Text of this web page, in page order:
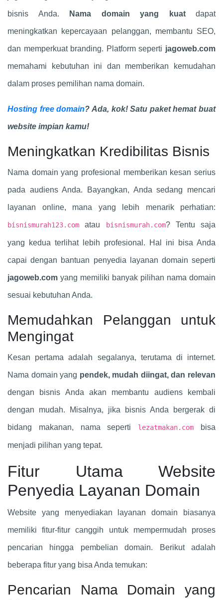
bisnis Anda. Nama domain yang kuatdapat
meningkatkan kepercayaan pelanggan, membantu SEO,
dan memperkuat branding. Platform seperti jagoweb.com
memahami kebutuhan ini dan memberikan kemudahan
dalam proses pemilihan nama domain.
Hosting free domain? Ada, kok! Satu paket hemat buat
website impian kamu!
Meningkatkan Kredibilitas Bisnis
Nama domain yang profesional memberikan kesan serius
pada audiens Anda. Bayangkan, Anda sedang mencari
layanan online, mana yang lebih menarik perhatian:
bisnismurah123.com atau bisnismurah.com? Tentu saja
yang kedua terlihat lebih profesional. Hal ini bisa Anda
capai dengan bantuan penyedia layanan domain seperti
jagoweb.com yang memiliki banyak pilihan nama domain
sesuai kebutuhan Anda.
Memudahkan Pelanggan untuk
Mengingat
Kesan pertama adalah segalanya, terutama di internet.
Nama domain yang pendek, mudah diingat, dan relevan
dengan bisnis Anda akan membantu audiens kembali
dengan mudah. Misalnya, jika bisnis Anda bergerak di
bidang makanan, nama seperti lezatmakan.com bisa
menjadi pilihan yang tepat.
Fitur Utama Website
Penyedia Layanan Domain
Website yang menyediakan layanan domain biasanya
memiliki fitur-fitur canggih untuk mempermudah proses
pencarian hingga pembelian domain. Berikut adalah
beberapa fitur yang bisa Anda temukan:
Pencarian Nama Domain yang